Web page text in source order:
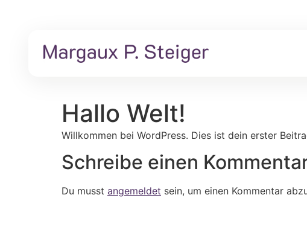
Hallo Welt!
Willkommen bei WordPress. Dies ist dein erster
Schreibe einen
Du musst angemeldet sein, um einen Kommentar